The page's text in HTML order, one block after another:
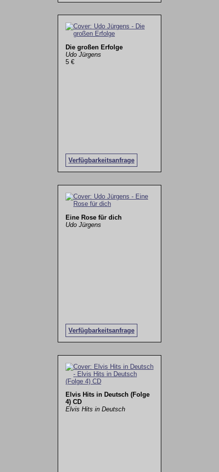
Die großen Erfolge
Udo Jürgens
5 €
Verfügbarkeitsanfrage
Eine Rose für dich
Udo Jürgens
Verfügbarkeitsanfrage
Elvis Hits in Deutsch (Folge
4) CD
Elvis Hits in Deutsch